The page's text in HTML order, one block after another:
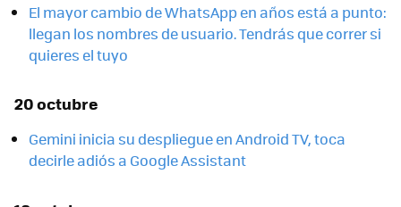
El mayor cambio de WhatsApp en años está a punto:
llegan los nombres de usuario. Tendrás que correr si
quieres el tuyo
20 octubre
Gemini inicia su despliegue en Android TV, toca
decirle adiós a Google Assistant